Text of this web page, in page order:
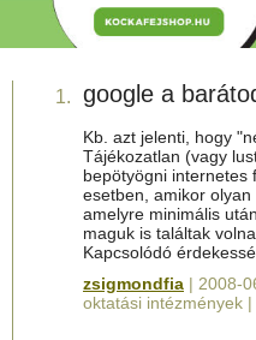
1. google a
Kb. azt jelenti, hogy
Tájékozatlan (vagy
bepötyögni internetes
esetben, amikor olyan
amelyre minimális
maguk is találtak
Kapcsolódó
zsigmondfia | 2008-
oktatási intézmények